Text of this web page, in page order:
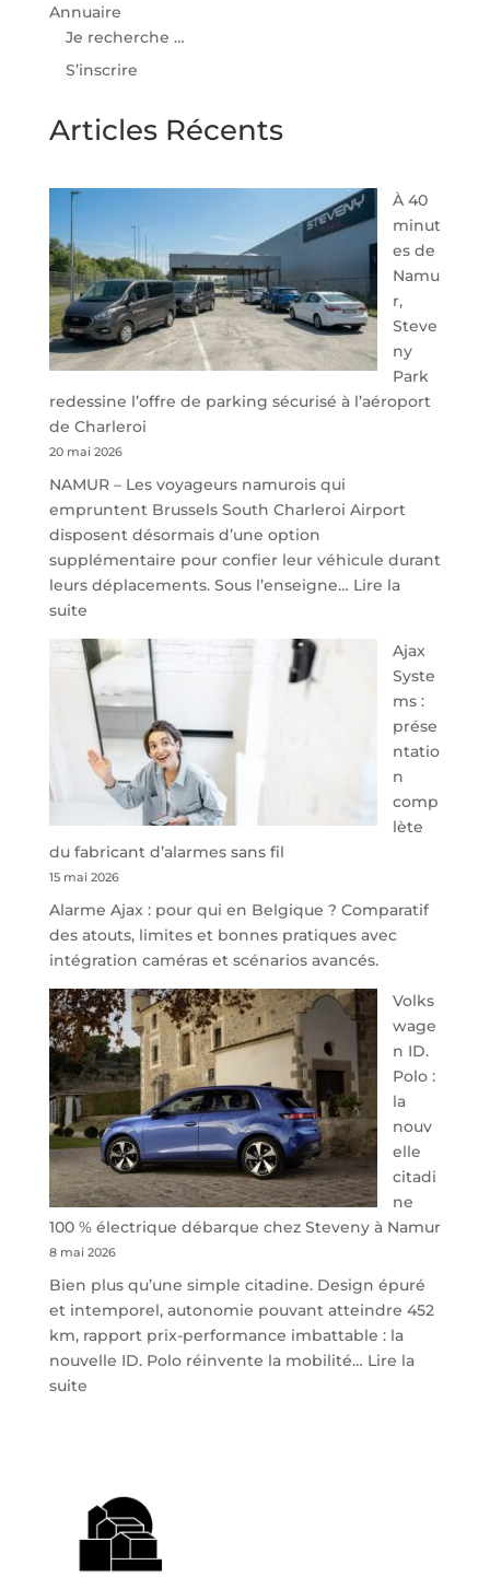
Annuaire
Je recherche …
S’inscrire
Articles Récents
À 40
minut
es de
Namu
r,
Steve
ny
Park
redessine l’offre de parking sécurisé à l’aéroport
de Charleroi
20 mai 2026
NAMUR – Les voyageurs namurois qui
empruntent Brussels South Charleroi Airport
disposent désormais d’une option
supplémentaire pour confier leur véhicule durant
leurs déplacements. Sous l’enseigne… Lire la
suite:
À
40
minutes
de
Namur,
Steveny
Park
redessine
de
parking
sécurisé
à
l’aéroport
de
Charleroi
Ajax
Syste
ms :
prése
ntatio
n
comp
lète
du fabricant d’alarmes sans fil
15 mai 2026
Alarme Ajax : pour qui en Belgique ? Comparatif
des atouts, limites et bonnes pratiques avec
intégration caméras et scénarios avancés.
Volks
wage
n ID.
Polo :
la
nouv
elle
citadi
ne
100 % électrique débarque chez Steveny à Namur
8 mai 2026
Bien plus qu’une simple citadine. Design épuré
et intemporel, autonomie pouvant atteindre 452
km, rapport prix-performance imbattable : la
nouvelle ID. Polo réinvente la mobilité… Lire la
suite:
la
nouvelle
citadine